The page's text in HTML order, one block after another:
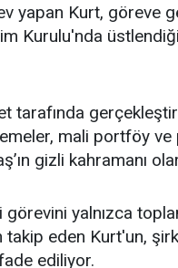
yapan Kurt, göreve
Kurulu'nda
tarafında
mali portföy
gizli kahramanı
yalnızca
takip eden Kurt'un,
ediliyor.